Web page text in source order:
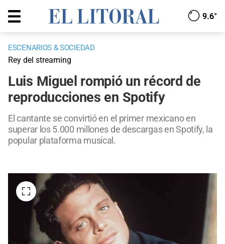
9.6°
ESCENARIOS & SOCIEDAD
Rey del streaming
Luis Miguel rompió un récord de
reproducciones en Spotify
El cantante se convirtió en el primer mexicano en
superar los 5.000 millones de descargas en Spotify, la
popular plataforma musical.